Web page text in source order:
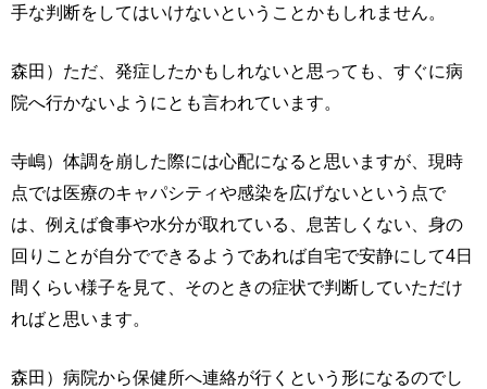
手な判断をしてはいけないということかもしれません。
森田）ただ、発症したかもしれないと思っても、すぐに病
院へ行かないようにとも言われています。
寺嶋）体調を崩した際には心配になると思いますが、現時
点では医療のキャパシティや感染を広げないという点で
は、例えば食事や水分が取れている、息苦しくない、身の
回りことが自分でできるようであれば自宅で安静にして4日
間くらい様子を見て、そのときの症状で判断していただけ
ればと思います。
森田）病院から保健所へ連絡が行くという形になるのでし